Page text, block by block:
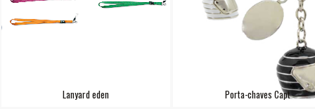
Lanyard eden Porta-chaves Capt